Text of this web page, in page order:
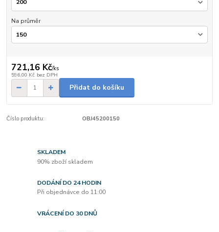
Na průměr
721,16 Kč/ks
596,00 Kč bez DPH
Přidat do košíku
Číslo produktu: OBJ45200150
SKLADEM
90% zboží skladem
DODÁNÍ DO 24 HODIN
Při objednávce do 11:00
VRÁCENÍ DO 30 DNŮ